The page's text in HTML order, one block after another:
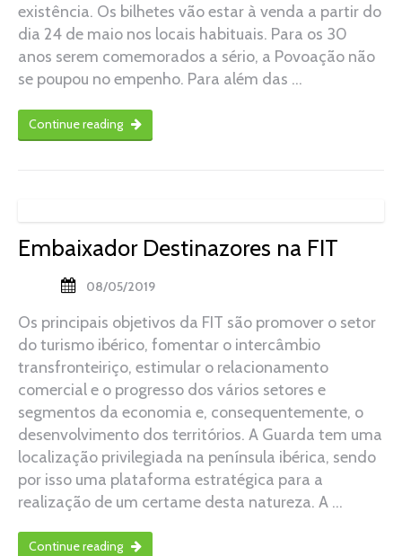
existência. Os bilhetes vão estar à venda a partir do
dia 24 de maio nos locais habituais. Para os 30
anos serem comemorados a sério, a Povoação não
se poupou no empenho. Para além das …
Continue reading
Embaixador Destinazores na FIT
08/05/2019
Os principais objetivos da FIT são promover o setor
do turismo ibérico, fomentar o intercâmbio
transfronteiriço, estimular o relacionamento
comercial e o progresso dos vários setores e
segmentos da economia e, consequentemente, o
desenvolvimento dos territórios. A Guarda tem uma
localização privilegiada na península ibérica, sendo
por isso uma plataforma estratégica para a
realização de um certame desta natureza. A …
Continue reading